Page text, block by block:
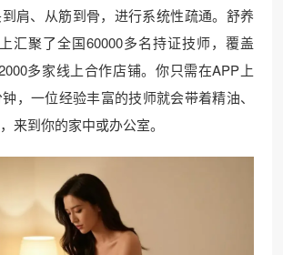
肩、从筋到骨，进行系统性疏通。舒养
汇聚了全国60000多名持证技师，覆盖
多家线上合作店铺。你只需在APP上
，一位经验丰富的技师就会带着精油、
来到你的家中或办公室。